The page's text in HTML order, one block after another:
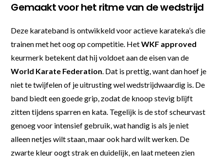
Gemaakt voor het ritme van de wedstrijd
Deze karateband is ontwikkeld voor actieve karateka’s die
trainen met het oog op competitie. HetWKF approved
keurmerk betekent dat hij voldoet aan de eisen van de
World Karate Federation. Dat is prettig, want dan hoef je
niet te twijfelen of je uitrusting wel wedstrijdwaardig is. De
band biedt een goede grip, zodat de knoop stevig blijft
zitten tijdens sparren en kata. Tegelijk is de stof scheurvast
genoeg voor intensief gebruik, wat handig is als je niet
alleen netjes wilt staan, maar ook hard wilt werken. De
zwarte kleur oogt strak en duidelijk, en laat meteen zien